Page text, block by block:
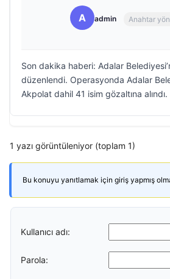
A admin Anahtar
Son dakika haberi: Adalar
düzenlendi. Operasyonda Adalar
Akpolat dahil 41 isim gözaltına alındı.
1 yazı görüntüleniyor (toplam 1)
Bu konuyu yanıtlamak için giriş yapmış
Kullanıcı adı:
Parola: